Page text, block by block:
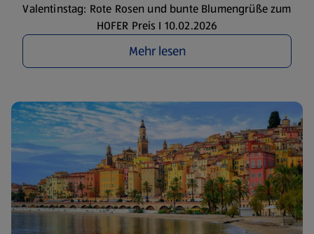
Valentinstag: Rote Rosen und bunte Blumengrüße zum
HOFER Preis I 10.02.2026
Mehr lesen